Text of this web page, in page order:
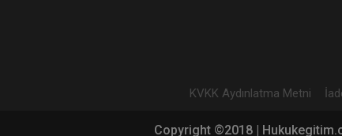
KVKK Aydınlatma Metni
Copyright ©2018 |